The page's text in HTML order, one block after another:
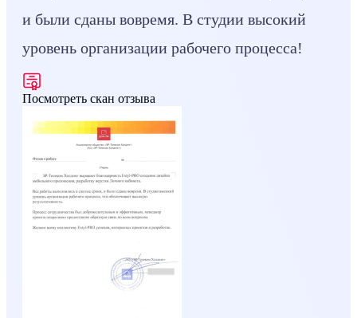
и были сданы вовремя. В студии высокий
уровень организации рабочего процесса!
Посмотреть скан отзыва